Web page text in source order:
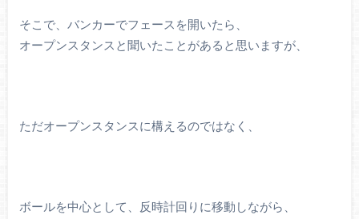
そこで、バンカーでフェースを開いたら、
オープンスタンスと聞いたことがあると思いますが、
ただオープンスタンスに構えるのではなく、
ボールを中心として、反時計回りに移動しながら、